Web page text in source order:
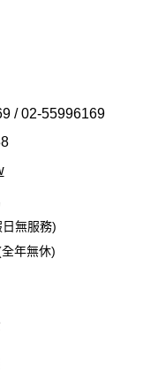
/ 02-55996169
無服務)
年無休)